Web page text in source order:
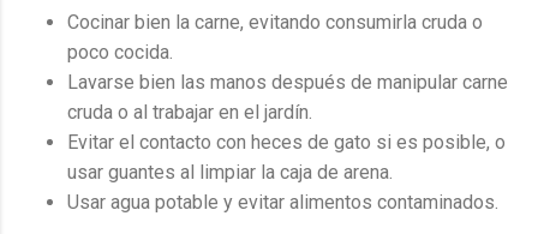
Cocinar bien la carne, evitando consumirla cruda o
poco cocida.
Lavarse bien las manos después de manipular carne
cruda o al trabajar en el jardín.
Evitar el contacto con heces de gato si es posible, o
usar guantes al limpiar la caja de arena.
Usar agua potable y evitar alimentos contaminados.